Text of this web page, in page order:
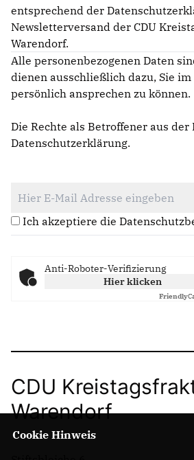
entsprechend der
Newsletterversand der CDU
Warendorf.
Alle personenbezogenen Daten
dienen ausschließlich dazu, Sie
persönlich ansprechen zu können.
Die Rechte als Betroffener aus der
Datenschutzerklärung.
Ich akzeptiere die
Anti-Roboter-Verifizierung
Hier klicken
Friendly
CDU
Warendorf
Cookie Hinweis